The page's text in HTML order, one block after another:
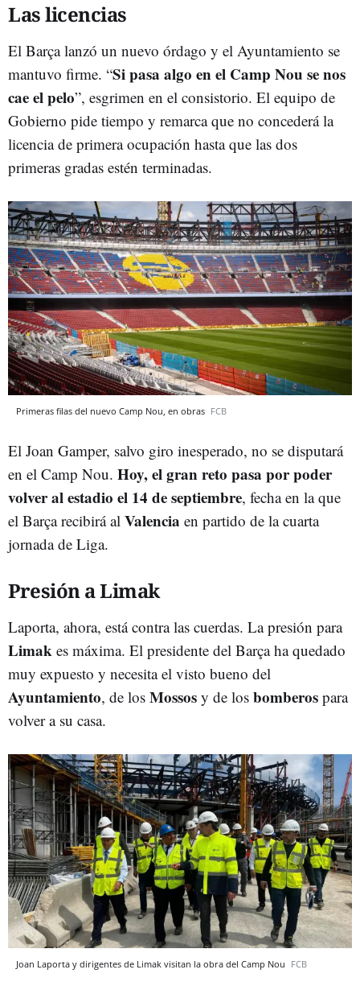
Las licencias
El Barça lanzó un nuevo órdago y el Ayuntamiento se
mantuvo firme. “Si pasa algo en el Camp Nou se nos
cae el pelo”, esgrimen en el consistorio. El equipo de
Gobierno pide tiempo y remarca que no concederá la
licencia de primera ocupación hasta que las dos
primeras gradas estén terminadas.
Primeras filas del nuevo Camp Nou, en obras FCB
El Joan Gamper, salvo giro inesperado, no se disputará
en el Camp Nou. Hoy, el gran reto pasa por poder
volver al estadio el 14 de septiembre, fecha en la que
el Barça recibirá al Valencia en partido de la cuarta
jornada de Liga.
Presión a Limak
Laporta, ahora, está contra las cuerdas. La presión para
Limak es máxima. El presidente del Barça ha quedado
muy expuesto y necesita el visto bueno del
Ayuntamiento, de los Mossos y de los bomberos para
volver a su casa.
Joan Laporta y dirigentes de Limak visitan la obra del Camp Nou FCB